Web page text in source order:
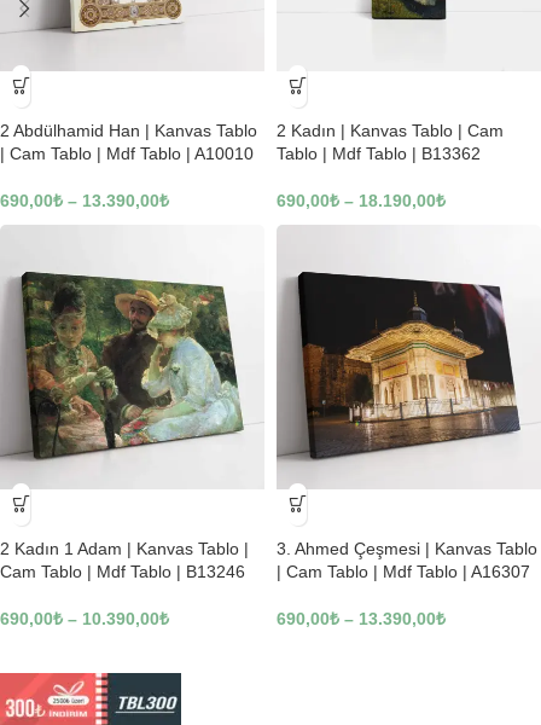
-23%
2 Abdülhamid Han | Kanvas Tablo
| Cam Tablo | Mdf Tablo | A10010
690,00₺ – 13.390,00₺
-23%
2 Kadın | Kanvas Tablo | Cam
Tablo | Mdf Tablo | B13362
690,00₺ – 18.190,00₺
-23%
2 Kadın 1 Adam | Kanvas Tablo |
Cam Tablo | Mdf Tablo | B13246
690,00₺ – 10.390,00₺
-23%
3. Ahmed Çeşmesi | Kanvas Tablo
| Cam Tablo | Mdf Tablo | A16307
690,00₺ – 13.390,00₺